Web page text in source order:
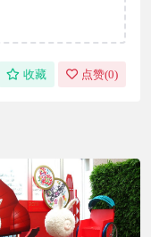
收藏 点赞(0)